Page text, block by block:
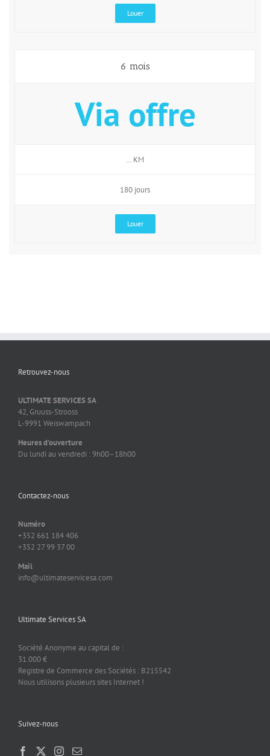
Louer
6 mois
Via offre
… KM
180 jours
Louer
Retrouvez-nous
ULTIMATE SERVICES SA
42, Gruuss-Strooss
L-9991 Weiswampach
Heures d’ouverture
Du lundi au vendredi : 9h00–18h00
Contactez-nous
Numéro
+352 661 184 406
+352 27 99 37 00
Mail
info@ultimateservicesa.com
Ultimate Services SA
Société Anonyme au capital de :
31.000 €
Registre de Commerce des Sociétés : B215542
Nous utilisons plusieurs sites Internet !
Suivez-nous